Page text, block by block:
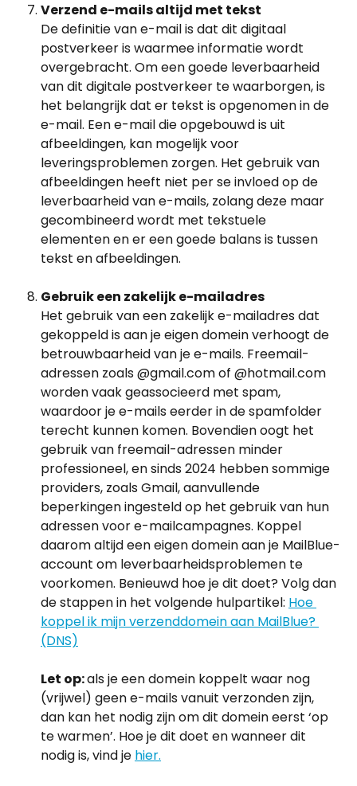
Verzend e-mails altijd met tekst
De definitie van e-mail is dat dit digitaal
postverkeer is waarmee informatie wordt
overgebracht. Om een goede leverbaarheid
van dit digitale postverkeer te waarborgen, is
het belangrijk dat er tekst is opgenomen in de
e-mail. Een e-mail die opgebouwd is uit
afbeeldingen, kan mogelijk voor
leveringsproblemen zorgen. Het gebruik van
afbeeldingen heeft niet per se invloed op de
leverbaarheid van e-mails, zolang deze maar
gecombineerd wordt met tekstuele
elementen en er een goede balans is tussen
tekst en afbeeldingen.
Gebruik een zakelijk e-mailadres
Het gebruik van een zakelijk e-mailadres dat
gekoppeld is aan je eigen domein verhoogt de
betrouwbaarheid van je e-mails. Freemail-
adressen zoals @gmail.com of @hotmail.com
worden vaak geassocieerd met spam,
waardoor je e-mails eerder in de spamfolder
terecht kunnen komen. Bovendien oogt het
gebruik van freemail-adressen minder
professioneel, en sinds 2024 hebben sommige
providers, zoals Gmail, aanvullende
beperkingen ingesteld op het gebruik van hun
adressen voor e-mailcampagnes. Koppel
daarom altijd een eigen domein aan je MailBlue-
account om leverbaarheidsproblemen te
voorkomen. Benieuwd hoe je dit doet? Volg dan
de stappen in het volgende hulpartikel: Hoe
koppel ik mijn verzenddomein aan MailBlue?
(DNS)
Let op: als je een domein koppelt waar nog
(vrijwel) geen e-mails vanuit verzonden zijn,
dan kan het nodig zijn om dit domein eerst ‘op
te warmen’. Hoe je dit doet en wanneer dit
nodig is, vind je hier.